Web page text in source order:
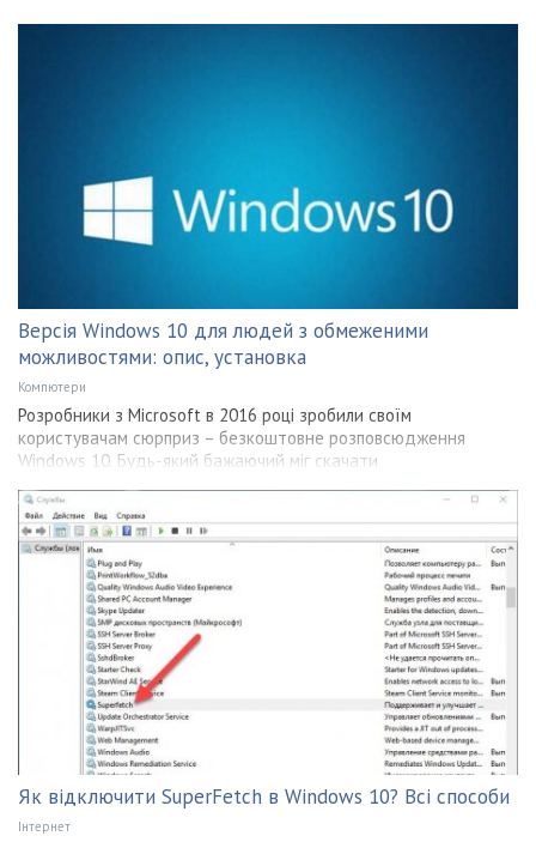
Версія Windows 10 для людей з обмеженими
можливостями: опис, установка
Компютери
Розробники з Microsoft в 2016 році зробили своїм
користувачам сюрприз – безкоштовне розповсюдження
Windows 10. Будь-який бажаючий міг скачати
Як відключити SuperFetch в Windows 10? Всі способи
Інтернет